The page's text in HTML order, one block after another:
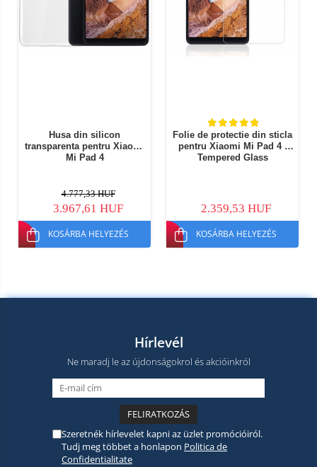
Husa din silicon
transparenta pentru Xiaomi
Mi Pad 4
4.777,33 HUF
3.967,61 HUF
KOSÁRBA HELYEZÉS
Folie de protectie din sticla
pentru Xiaomi Mi Pad 4 -
Tempered Glass
2.359,53 HUF
KOSÁRBA HELYEZÉS
Hírlevél
Ne maradj le az újdonságokrol és akcióinkról
Szeretnék hírlevelet kapni az üzlet promócióiról.
Tudj meg többet a honlapon Politica de
Confidentialitate